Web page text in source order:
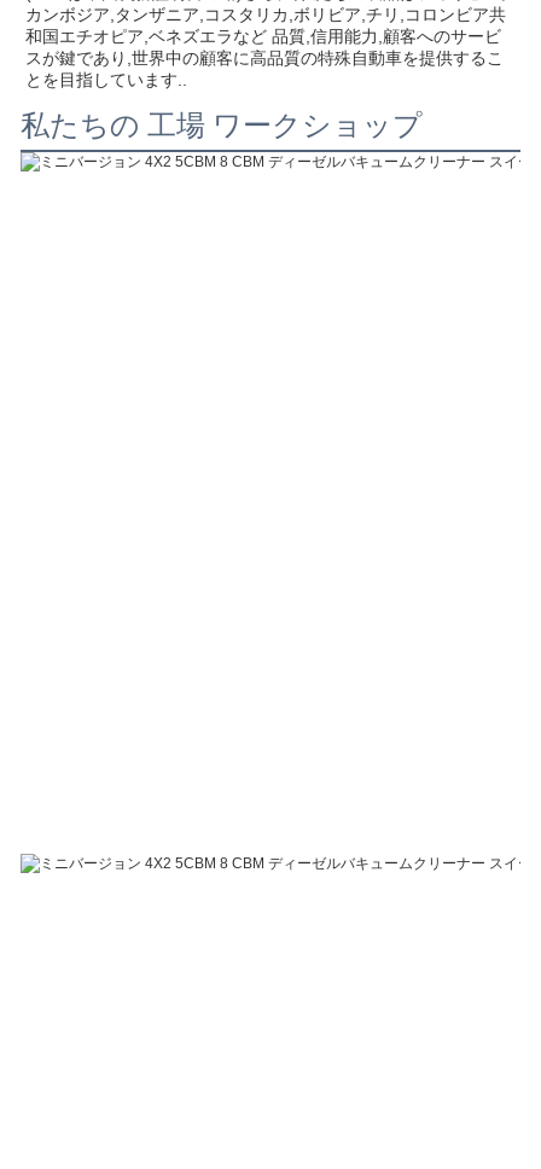
カンボジア,タンザニア,コスタリカ,ボリビア,チリ,コロンビア共
和国エチオピア,ベネズエラなど 品質,信用能力,顧客へのサービ
スが鍵であり,世界中の顧客に高品質の特殊自動車を提供するこ
とを目指しています..
私たちの 工場 ワークショップ